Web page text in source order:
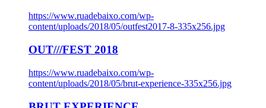
https://www.ruadebaixo.com/wp-
content/uploads/2018/05/outfest2017-8-335x256.jpg
OUT///FEST 2018
https://www.ruadebaixo.com/wp-
content/uploads/2018/05/brut-experience-335x256.jpg